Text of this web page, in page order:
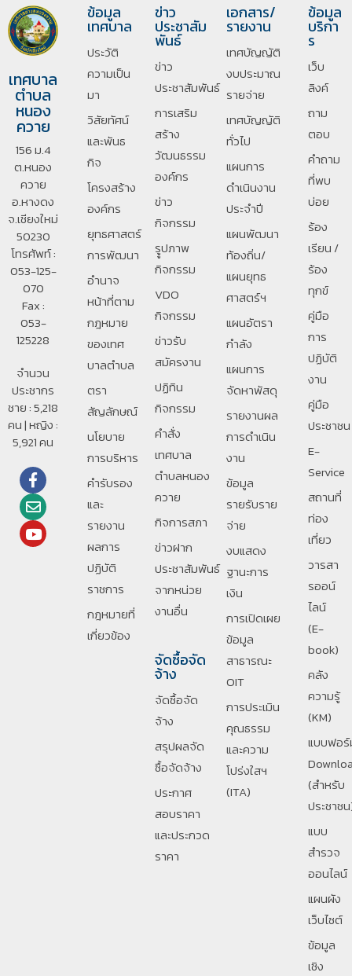
เทศบาล
ตำบล
หนอง
ควาย
156 ม.4
ต.หนอง
ควาย
อ.หางดง
จ.เชียงใหม่
50230
โทรศัพท์ :
053-125-
070
Fax :
053-
125228
จำนวน
ประชากร
ชาย : 5,218
คน | หญิง :
5,921 คน
ข้อมูล
เทศบาล
ประวัติ
ความเป็น
มา
วิสัยทัศน์
และพันธ
กิจ
โครงสร้าง
องค์กร
ยุทธศาสตร์
การพัฒนา
อํานาจ
หน้าที่ตาม
กฎหมาย
ของเทศ
บาลตําบล
ตรา
สัญลักษณ์
นโยบาย
การบริหาร
คำรับรอง
และ
รายงาน
ผลการ
ปฏิบัติ
ราชการ
กฎหมายที่
เกี่ยวข้อง
ข่าว
ประชาสัม
พันธ์
ข่าว
ประชาสัมพันธ์
การเสริม
สร้าง
วัฒนธรรม
องค์กร
ข่าว
กิจกรรม
รููปภาพ
กิจกรรม
VDO
กิจกรรม
ข่าวรับ
สมัครงาน
ปฏิทิน
กิจกรรม
คำสั่ง
เทศบาล
ตำบลหนอง
ควาย
กิจการสภา
ข่าวฝาก
ประชาสัมพันธ์
จากหน่วย
งานอื่น
จัดซื้อจัด
จ้าง
จัดซื้อจัด
จ้าง
สรุปผลจัด
ซื้อจัดจ้าง
ประกาศ
สอบราคา
และประกวด
ราคา
เอกสาร/
รายงาน
เทศบัญญัติ
งบประมาณ
รายจ่าย
เทศบัญญัติ
ทั่วไป
แผนการ
ดำเนินงาน
ประจำปี
แผนพัฒนา
ท้องถิ่น/
แผนยุทธ
ศาสตร์ฯ
แผนอัตรา
กำลัง
แผนการ
จัดหาพัสดุ
รายงานผล
การดำเนิน
งาน
ข้อมูล
รายรับราย
จ่าย
งบแสดง
ฐานะการ
เงิน
การเปิดเผย
ข้อมูล
สาธารณะ
OIT
การประเมิน
คุณธรรม
และความ
โปร่งใสฯ
(ITA)
ข้อมูล
บริกา
ร
เว็บ
ลิงค์
ถาม
ตอบ
คำถาม
ที่พบ
บ่อย
ร้อง
เรียน /
ร้อง
ทุกข์
คู่มือ
การ
ปฏิบัติ
งาน
คู่มือ
ประชาชน
E-
Service
สถานที่
ท่อง
เที่ยว
วารสา
รออน์
ไลน์
(E-
book)
คลัง
ความรู้
(KM)
แบบฟอ
(สำหรับ
ประชาช
แบบ
สำรวจ
ออนไลน์
แผนผัง
เว็บไซต์
ข้อมูล
เชิง